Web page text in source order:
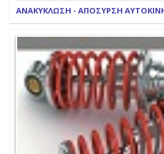
ΑΝΑΚΥΚΛΩΣΗ - ΑΠΟΣΥΡΣΗ